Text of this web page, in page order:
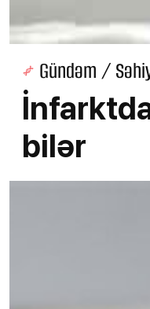
Gündəm /
bilər